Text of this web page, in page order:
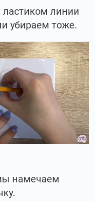
линии
убираем тоже.
намечаем